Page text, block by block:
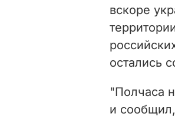
вскоре
остались
"Полчаса
и